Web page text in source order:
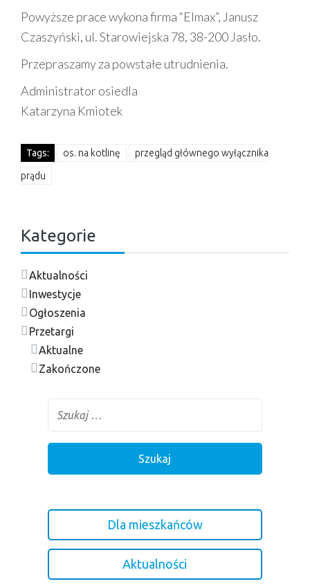
Powyższe prace wykona firma “Elmax”, Janusz
Czaszyński, ul. Starowiejska 78, 38-200 Jasło.
Przepraszamy za powstałe utrudnienia.
Administrator osiedla
Katarzyna Kmiotek
Tags: os. na kotlinę przegląd głównego wyłącznika
prądu
Kategorie
Aktualności
Inwestycje
Ogłoszenia
Przetargi
Aktualne
Zakończone
Dla mieszkańców
Aktualności